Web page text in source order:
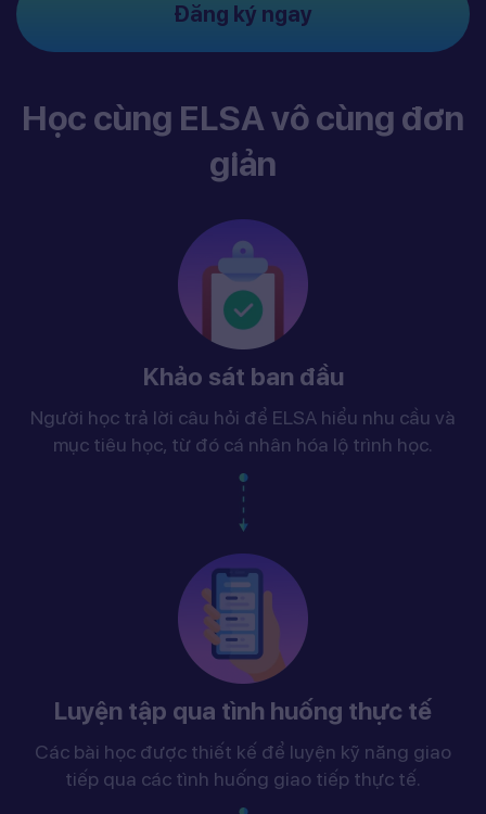
Đăng ký ngay
Học cùng ELSA vô cùng đơn
giản
Khảo sát ban đầu
Người học trả lời câu hỏi để ELSA hiểu nhu cầu và
mục tiêu học, từ đó cá nhân hóa lộ trình học.
Luyện tập qua tình huống thực tế
Các bài học được thiết kế để luyện kỹ năng giao
tiếp qua các tình huống giao tiếp thực tế.